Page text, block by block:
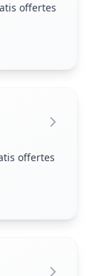
offertes
offertes